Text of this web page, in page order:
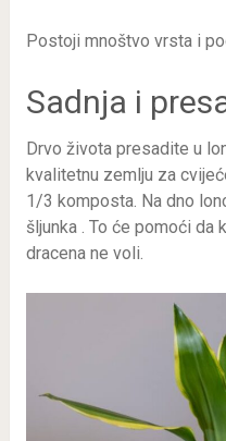
Postoji mnoštvo vrsta i
Sadnja i
Drvo života presadite u
kvalitetnu zemlju za
1/3 komposta. Na dno
šljunka . To će pomoći da
dracena ne voli.